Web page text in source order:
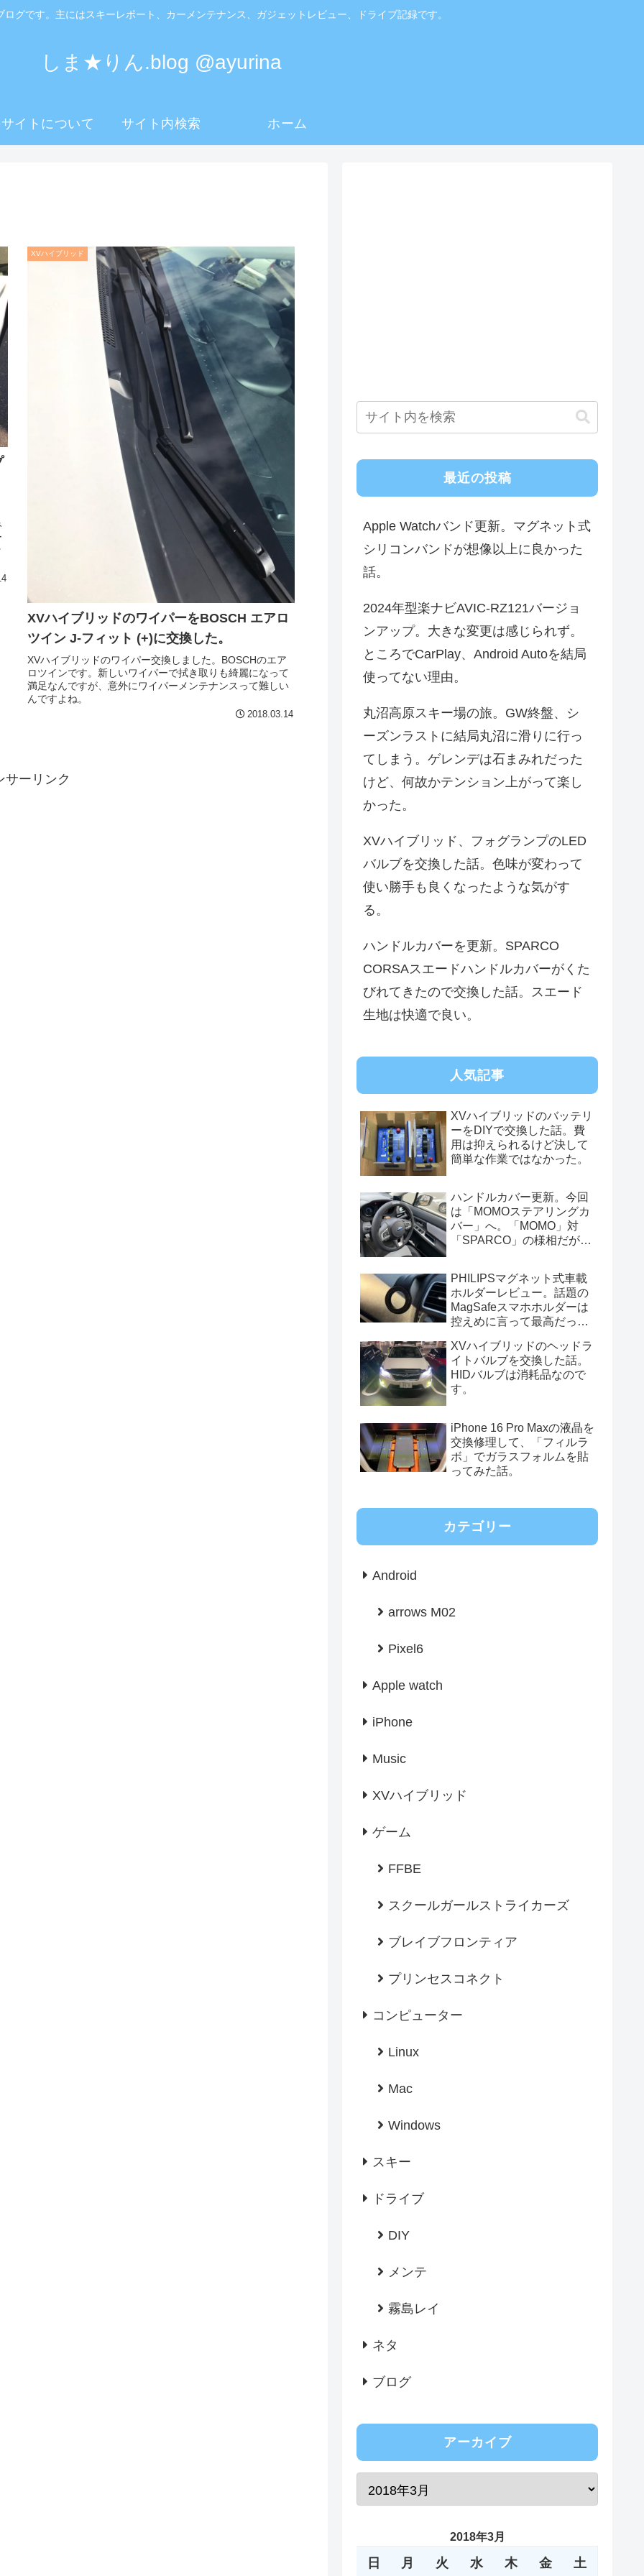
グです。主にはスキーレポート、カーメンテナンス、ガジェットレビュー、ドライブ記録です。
しま★りん.blog @ayurina
イトについて サイト内検索 ホーム
XVハイブリッド
XVハイブリッドのワイパーをBOSCH エアロ
ツイン J-フィット (+)に交換した。
XVハイブリッドのワイパー交換しました。BOSCHのエア
ロツインです。新しいワイパーで拭き取りも綺麗になって
満足なんですが、意外にワイパーメンテナンスって難しい
んですよね。
2018.03.14
サーリンク
最近の投稿
Apple Watchバンド更新。マグネット式
シリコンバンドが想像以上に良かった
話。
2024年型楽ナビAVIC-RZ121バージョ
ンアップ。大きな変更は感じられず。
ところでCarPlay、Android Autoを結局
使ってない理由。
丸沼高原スキー場の旅。GW終盤、シ
ーズンラストに結局丸沼に滑りに行っ
てしまう。ゲレンデは石まみれだった
けど、何故かテンション上がって楽し
かった。
XVハイブリッド、フォグランプのLED
バルブを交換した話。色味が変わって
使い勝手も良くなったような気がす
る。
ハンドルカバーを更新。SPARCO
CORSAスエードハンドルカバーがくた
びれてきたので交換した話。スエード
生地は快適で良い。
人気記事
XVハイブリッドのバッテリ
ーをDIYで交換した話。費
用は抑えられるけど決して
簡単な作業ではなかった。
ハンドルカバー更新。今回
は「MOMOステアリングカ
バー」へ。「MOMO」対
「SPARCO」の様相だが、
PHILIPSマグネット式車載
ホルダーレビュー。話題の
MagSafeスマホホルダーは
控えめに言って最高だっ
XVハイブリッドのヘッドラ
イトバルブを交換した話。
HIDバルブは消耗品なので
す。
iPhone 16 Pro Maxの液晶を
交換修理して、「フィルラ
ボ」でガラスフォルムを貼
ってみた話。
カテゴリー
Android
arrows M02
Pixel6
Apple watch
iPhone
Music
XVハイブリッド
ゲーム
FFBE
スクールガールストライカーズ
ブレイブフロンティア
プリンセスコネクト
コンピューター
Linux
Mac
Windows
スキー
ドライブ
DIY
メンテ
霧島レイ
ネタ
ブログ
アーカイブ
2018年3月
日 月 火 水 木 金 土